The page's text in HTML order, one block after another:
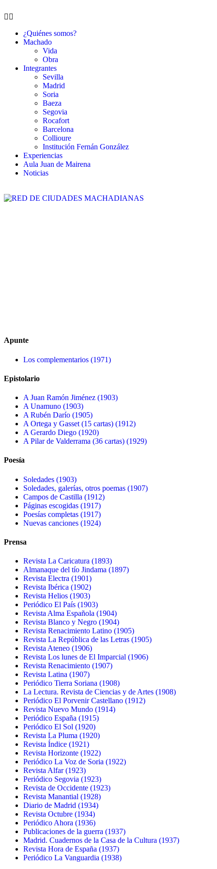
¿Quiénes somos?
Machado
Vida
Obra
Integrantes
Sevilla
Madrid
Soria
Baeza
Segovia
Rocafort
Barcelona
Collioure
Institución Fernán González
Experiencias
Aula Juan de Mairena
Noticias
Apunte
Los complementarios (1971)
Epistolario
A Juan Ramón Jiménez (1903)
A Unamuno (1903)
A Rubén Darío (1905)
A Ortega y Gasset (15 cartas) (1912)
A Gerardo Diego (1920)
A Pilar de Valderrama (36 cartas) (1929)
Poesía
Soledades (1903)
Soledades, galerías, otros poemas (1907)
Campos de Castilla (1912)
Páginas escogidas (1917)
Poesías completas (1917)
Nuevas canciones (1924)
Prensa
Revista La Caricatura (1893)
Almanaque del tío Jindama (1897)
Revista Electra (1901)
Revista Ibérica (1902)
Revista Helios (1903)
Periódico El País (1903)
Revista Alma Española (1904)
Revista Blanco y Negro (1904)
Revista Renacimiento Latino (1905)
Revista La República de las Letras (1905)
Revista Ateneo (1906)
Revista Los lunes de El Imparcial (1906)
Revista Renacimiento (1907)
Revista Latina (1907)
Periódico Tierra Soriana (1908)
La Lectura. Revista de Ciencias y de Artes (1908)
Periódico El Porvenir Castellano (1912)
Revista Nuevo Mundo (1914)
Periódico España (1915)
Periódico El Sol (1920)
Revista La Pluma (1920)
Revista Índice (1921)
Revista Horizonte (1922)
Periódico La Voz de Soria (1922)
Revista Alfar (1923)
Periódico Segovia (1923)
Revista de Occidente (1923)
Revista Manantial (1928)
Diario de Madrid (1934)
Revista Octubre (1934)
Periódico Ahora (1936)
Publicaciones de la guerra (1937)
Madrid. Cuadernos de la Casa de la Cultura (1937)
Revista Hora de España (1937)
Periódico La Vanguardia (1938)